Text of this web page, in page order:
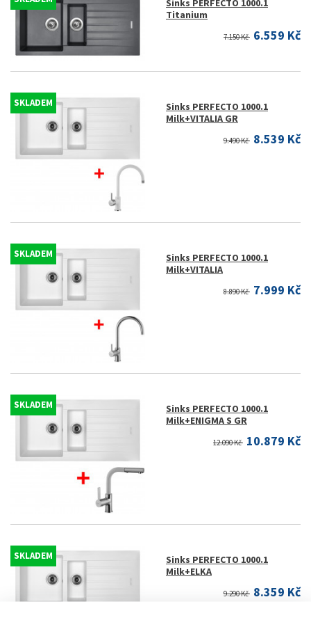
Sinks PERFECTO 1000.1
Titanium
7.150 Kč 6.559 Kč
SKLADEM
Sinks PERFECTO 1000.1
Milk+VITALIA GR
9.490 Kč 8.539 Kč
SKLADEM
Sinks PERFECTO 1000.1
Milk+VITALIA
8.890 Kč 7.999 Kč
SKLADEM
Sinks PERFECTO 1000.1
Milk+ENIGMA S GR
12.090 Kč 10.879 Kč
SKLADEM
Sinks PERFECTO 1000.1
Milk+ELKA
9.290 Kč 8.359 Kč